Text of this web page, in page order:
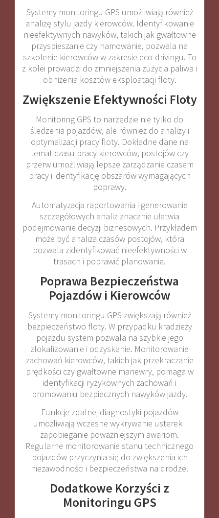
Systemy monitoringu GPS umożliwiają również
analizę stylu jazdy kierowców. Identyfikowanie
nieefektywnych nawyków, takich jak gwałtowne
przyspieszanie czy hamowanie, pozwala na
szkolenie kierowców w zakresie eco-drivingu. To
z kolei prowadzi do zmniejszenia zużycia paliwa i
obniżenia kosztów eksploatacji floty.
Zwiększenie Efektywności Floty
Monitoring GPS to narzędzie nie tylko do
śledzenia pojazdów, ale również do analizy i
optymalizacji pracy floty. Dokładne dane na
temat czasu pracy kierowców, postojów czy
przerw umożliwiają lepsze zarządzanie czasem
pracy i identyfikację obszarów wymagających
poprawy.
Automatyzacja raportowania i generowanie
szczegółowych analiz znacznie ułatwia
podejmowanie decyzji biznesowych. Przykładem
może być analiza czasów postojów, która
pozwala zidentyfikować nieefektywności w
trasach i poprawić planowanie.
Poprawa Bezpieczeństwa
Pojazdów i Kierowców
Systemy monitoringu GPS zwiększają również
bezpieczeństwo floty. W przypadku kradzieży
pojazdu system pozwala na szybkie jego
zlokalizowanie i odzyskanie. Monitorowanie
zachowań kierowców, takich jak przekraczanie
prędkości czy gwałtowne manewry, pomaga w
identyfikacji ryzykownych zachowań i
promowaniu bezpiecznych nawyków jazdy.
Funkcje zdalnej diagnostyki pojazdów
umożliwiają wczesne wykrywanie usterek i
zapobieganie poważniejszym awariom.
Regularne monitorowanie stanu technicznego
pojazdów przyczynia się do zwiększenia ich
niezawodności i bezpieczeństwa na drodze.
Dodatkowe Korzyści z
Monitoringu GPS